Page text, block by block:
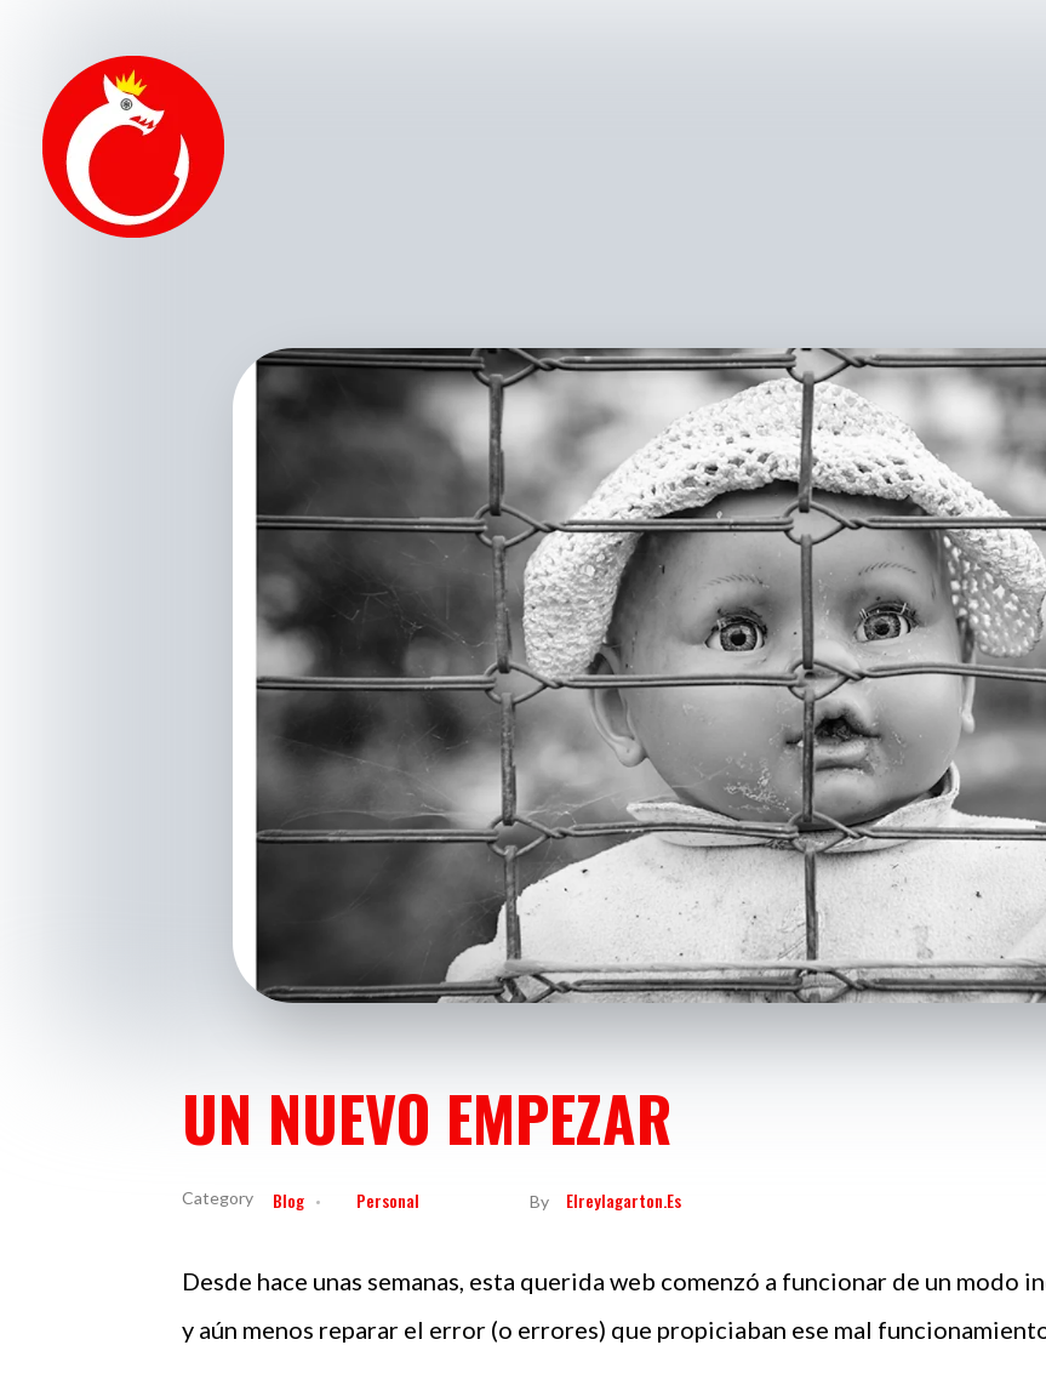
UN NUEVO EMPEZAR
By Elreylagarton.es
Blog Personal
Desde hace unas semanas, esta querida web comenzó a funcionar de un modo
y aún menos reparar el error (o errores) que propiciaban ese mal